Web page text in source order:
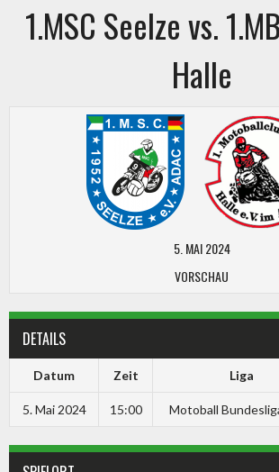
1.MSC Seelze vs.
Halle
5. MAI 2024
VORSCHAU
DETAILS
Datum Zeit Liga
5. Mai 2024 15:00 Motoball